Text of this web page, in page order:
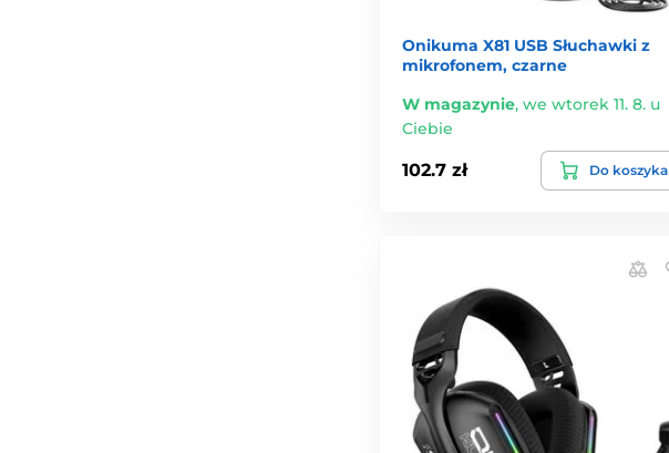
Onikuma X81 USB Słuchawki z
mikrofonem, czarne
W magazynie, we wtorek 11. 8. u
Ciebie
102.7 zł Do koszyka